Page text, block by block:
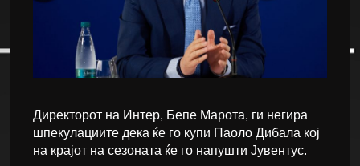
Директорот на Интер, Бепе Марота, ги негира
шпекулациите дека ќе го купи Паоло Дибала кој
на крајот на сезоната ќе го напушти Јувентус.